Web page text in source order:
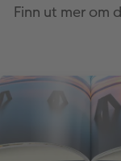
Finn ut mer om